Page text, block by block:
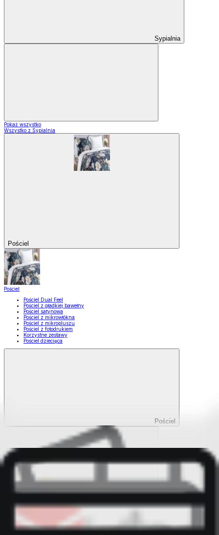
Sypialnia
Pokaż wszystko
Wszystko z Sypialnia
Pościel
Pościel
Pościel Dual Feel
Pościel z gładkiej bawełny
Pościel satynowa
Pościel z mikrowłókna
Pościel z mikropluszu
Pościel z fotodrukiem
Korzystne zestawy
Pościel dziecięca
Pościel
Pokaż wszystko